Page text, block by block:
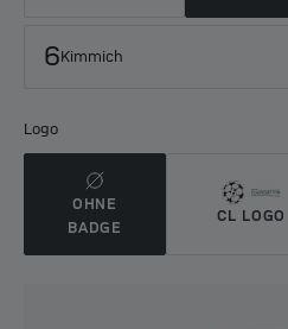
6Kimmich
Logo
OHNE
BADGE
CL LOGO